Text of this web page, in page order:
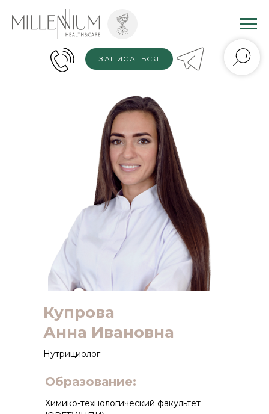
ЗАПИСАТЬСЯ
Купрова
Анна Ивановна
Нутрициолог
Образование:
Химико-технологический факультет